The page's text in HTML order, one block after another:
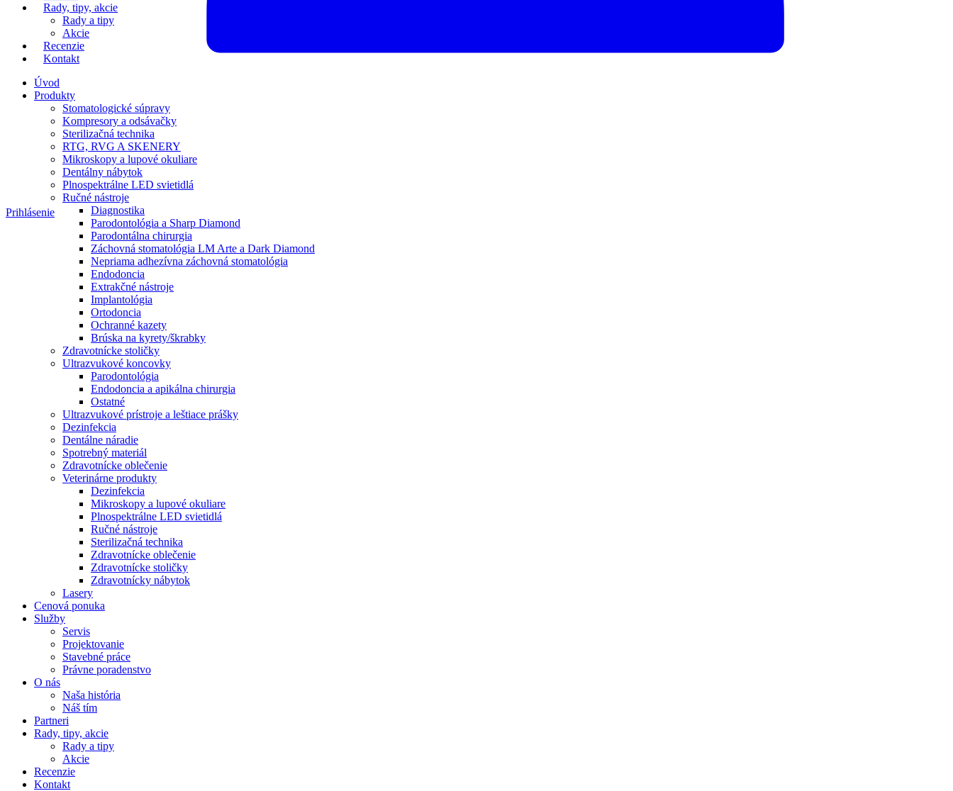
Prihlásenie
Rady, tipy, akcie
Rady a tipy
Akcie
Recenzie
Kontakt
Úvod
Produkty
Stomatologické súpravy
Kompresory a odsávačky
Sterilizačná technika
RTG, RVG A SKENERY
Mikroskopy a lupové okuliare
Dentálny nábytok
Plnospektrálne LED svietidlá
Ručné nástroje
Diagnostika
Parodontológia a Sharp Diamond
Parodontálna chirurgia
Záchovná stomatológia LM Arte a Dark Diamond
Nepriama adhezívna záchovná stomatológia
Endodoncia
Extrakčné nástroje
Implantológia
Ortodoncia
Ochranné kazety
Brúska na kyrety/škrabky
Zdravotnícke stoličky
Ultrazvukové koncovky
Parodontológia
Endodoncia a apikálna chirurgia
Ostatné
Ultrazvukové prístroje a leštiace prášky
Dezinfekcia
Dentálne náradie
Spotrebný materiál
Zdravotnícke oblečenie
Veterinárne produkty
Dezinfekcia
Mikroskopy a lupové okuliare
Plnospektrálne LED svietidlá
Ručné nástroje
Sterilizačná technika
Zdravotnícke oblečenie
Zdravotnícke stoličky
Zdravotnícky nábytok
Lasery
Cenová ponuka
Služby
Servis
Projektovanie
Stavebné práce
Právne poradenstvo
O nás
Naša história
Náš tím
Partneri
Rady, tipy, akcie
Rady a tipy
Akcie
Recenzie
Kontakt